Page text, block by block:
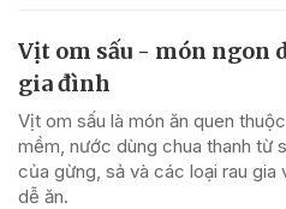
Vịt om sấu - món ngon
gia đình
Vịt om sấu là món ăn quen
mềm, nước dùng chua thanh từ
của gừng, sả và các loại rau gia
dễ ăn.